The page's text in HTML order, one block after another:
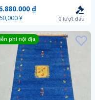
城 埼玉 千葉 神奈川 宮城 静岡
₫
¥ 0 lượt đấu
phí nội địa